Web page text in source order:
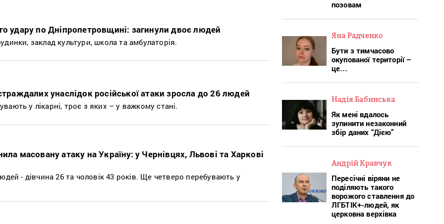
удару по Дніпропетровщині: загинули двоє людей
заклад культури, школа та амбулаторія.
унаслідок російської атаки зросла до 26 людей
у лікарні, троє з яких – у важкому стані.
масовану атаку на Україну: у Чернівцях, Львові та Харкові
- дівчина 26 та чоловік 43 років. Ще четверо перебувають у
позовам
Яна Радченко
Бути з тимчасово
окупованої території –
це…
Надія Бабинська
Як мені вдалось
зупинити незаконний
збір даних “Дією”
Андрій Кравчук
Пересічні віряни не
поділяють такого
ворожого ставлення до
ЛГБТІК+-людей, як
церковна верхівка